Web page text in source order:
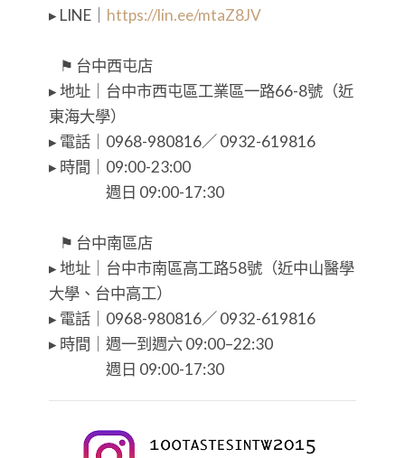
▸ LINE｜ https://lin.ee/mtaZ8JV
⠀⚑ 台中西屯店
▸ 地址｜台中市西屯區工業區一路66-8號（近
東海大學）
▸ 電話｜0968-980816／ 0932-619816
▸ 時間｜09:00-23:00
⠀⠀⠀⠀⠀ 週日 09:00-17:30
⠀⚑ 台中南區店
▸ 地址｜台中市南區高工路58號（近中山醫學
大學、台中高工）
▸ 電話｜0968-980816／ 0932-619816
▸ 時間｜週一到週六 09:00–22:30
⠀⠀⠀⠀⠀ 週日 09:00-17:30